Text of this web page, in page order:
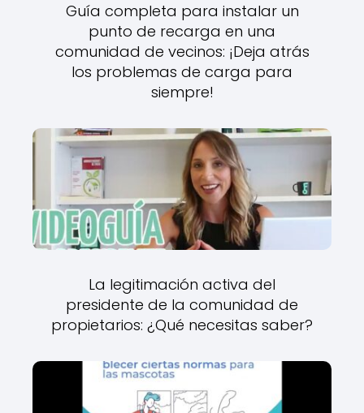
Guía completa para instalar un
punto de recarga en una
comunidad de vecinos: ¡Deja atrás
los problemas de carga para
siempre!
La legitimación activa del
presidente de la comunidad de
propietarios: ¿Qué necesitas saber?